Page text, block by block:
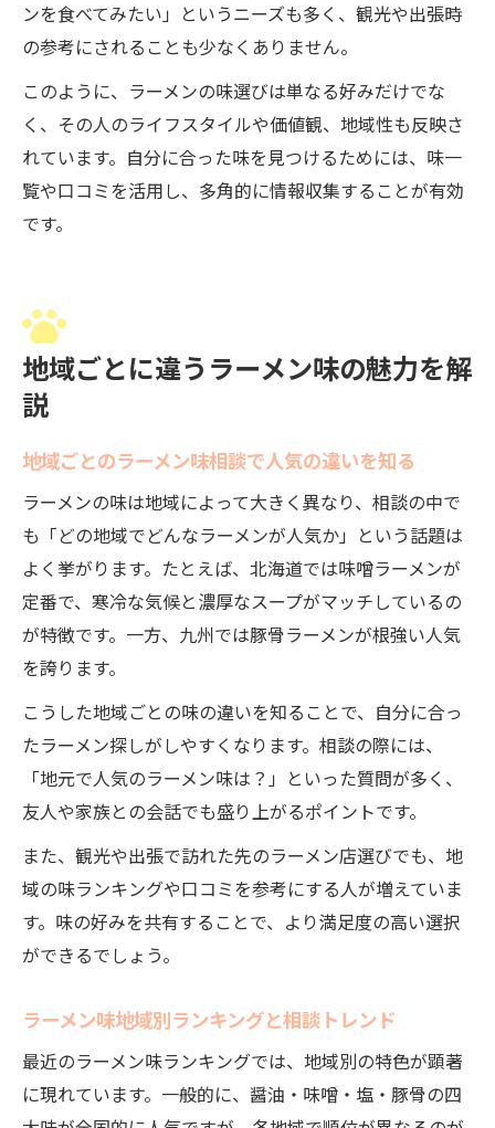
ンを食べてみたい」というニーズも多く、観光や出張時
の参考にされることも少なくありません。
このように、ラーメンの味選びは単なる好みだけでな
く、その人のライフスタイルや価値観、地域性も反映さ
れています。自分に合った味を見つけるためには、味一
覧や口コミを活用し、多角的に情報収集することが有効
です。
地域ごとに違うラーメン味の魅力を解
説
地域ごとのラーメン味相談で人気の違いを知る
ラーメンの味は地域によって大きく異なり、相談の中で
も「どの地域でどんなラーメンが人気か」という話題は
よく挙がります。たとえば、北海道では味噌ラーメンが
定番で、寒冷な気候と濃厚なスープがマッチしているの
が特徴です。一方、九州では豚骨ラーメンが根強い人気
を誇ります。
こうした地域ごとの味の違いを知ることで、自分に合っ
たラーメン探しがしやすくなります。相談の際には、
「地元で人気のラーメン味は？」といった質問が多く、
友人や家族との会話でも盛り上がるポイントです。
また、観光や出張で訪れた先のラーメン店選びでも、地
域の味ランキングや口コミを参考にする人が増えていま
す。味の好みを共有することで、より満足度の高い選択
ができるでしょう。
ラーメン味地域別ランキングと相談トレンド
最近のラーメン味ランキングでは、地域別の特色が顕著
に現れています。一般的に、醤油・味噌・塩・豚骨の四